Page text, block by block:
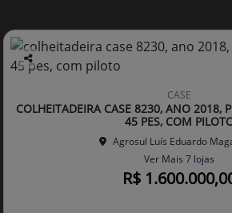
Co
arti
lhe
CASE
COLHEITADEIRA CASE 8230, ANO 2018,
45 PES, COM
Agrosul Luís Eduardo
Ver Mais 7 lojas
R$